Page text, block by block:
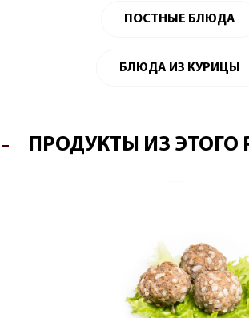
ПОСТНЫЕ БЛЮДА
БЛЮДА ИЗ КУРИЦЫ
ПРОДУКТЫ ИЗ ЭТОГО